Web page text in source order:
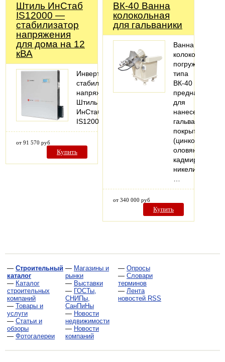
Штиль ИнСтаб
IS12000 —
стабилизатор
напряжения
для дома на 12
кВА
Инвертоный
стабилизатор
напряжения
Штиль
ИнСтаб
IS12000
от 91 570 руб
Купить
ВК-40 Ванна
колокольная
для гальваники
Ванна
колокольная
погружного
типа
ВК-40
предназначена
для
нанесения
покрытия
(цинкования,
кадмирования,
…
от 340 000 руб
Купить
— Строительный
каталог
— Каталог
строительных
компаний
— Товары и
услуги
— Статьи и
обзоры
— Фотогалереи
— Магазины и
рынки
— Выставки
— ГОСТы,
СНИПы,
СанПиНы
— Новости
недвижимости
— Новости
компаний
— Опросы
— Словари
терминов
— Лента
новостей RSS